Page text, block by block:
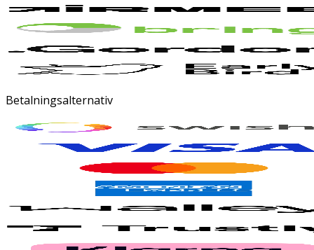
Betalningsalternativ